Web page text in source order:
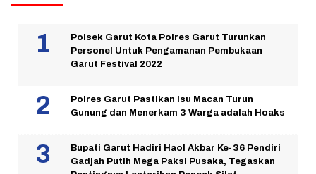
Polsek Garut Kota Polres Garut Turunkan
Personel Untuk Pengamanan Pembukaan
Garut Festival 2022
Polres Garut Pastikan Isu Macan Turun
Gunung dan Menerkam 3 Warga adalah Hoaks
Bupati Garut Hadiri Haol Akbar Ke-36 Pendiri
Gadjah Putih Mega Paksi Pusaka, Tegaskan